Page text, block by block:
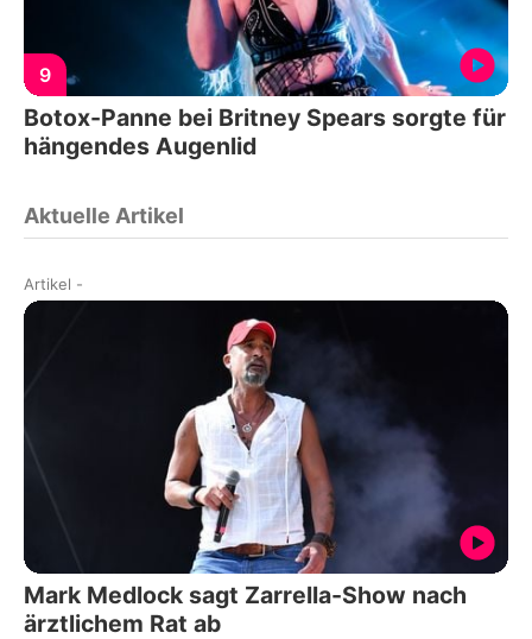
9
Botox-Panne bei Britney Spears sorgte für
hängendes Augenlid
Aktuelle Artikel
Artikel -
Mark Medlock sagt Zarrella-Show nach
ärztlichem Rat ab